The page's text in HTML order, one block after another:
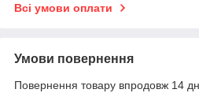
Всі умови оплати
Умови повернення
Повернення товару впродовж 14